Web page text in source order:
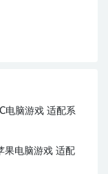
电脑游戏 适配系
果电脑游戏 适配